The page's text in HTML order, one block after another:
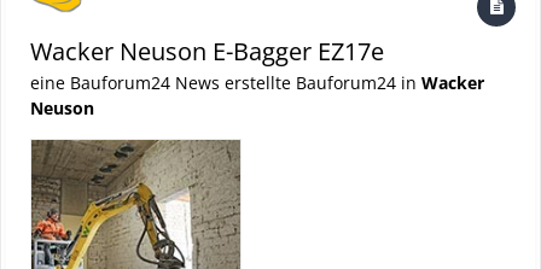
Wacker Neuson E-Bagger EZ17e
eine Bauforum24 News erstellte Bauforum24 in Wacker
Neuson